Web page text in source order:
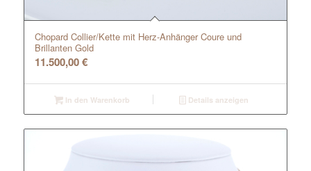
Chopard Collier/Kette mit Herz-Anhänger Coure und
Brillanten Gold
11.500,00€
In den Warenkorb Details anzeigen